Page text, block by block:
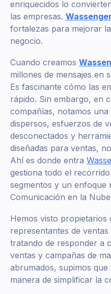
enriquecidos lo
las empresas. Wassenger
fortalezas para mejorar
negocio.
Cuando creamos
millones de mensajes en
Es fascinante cómo las
rápido. Sin embargo, en
compañías, notamos
dispersos, esfuerzos de
desconectados y
diseñadas para ventas,
Ahí es donde entra
gestiona todo el
segmentos y un enfoque
Comunicación en la
Hemos visto propietarios
representantes de
tratando de responder a
ventas y campañas de
abrumados, supimos
manera de simplificar la